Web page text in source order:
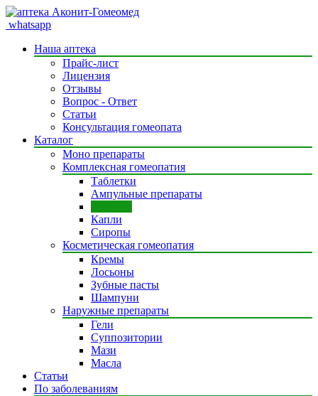
whatsapp
Наша аптека
Прайс-лист
Лицензия
Отзывы
Вопрос - Ответ
Статьи
Консультация гомеопата
Каталог
Моно препараты
Комплексная гомеопатия
Таблетки
Ампульные препараты
Капли
Сиропы
Косметическая гомеопатия
Кремы
Лосьоны
Зубные пасты
Шампуни
Наружные препараты
Гели
Суппозитории
Мази
Масла
Статьи
По заболеваниям